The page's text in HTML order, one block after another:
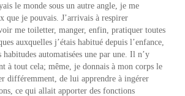
le monde sous un autre angle, je me
que je pouvais. J’arrivais à respirer
me toiletter, manger, enfin, pratiquer toutes
auxquelles j’étais habitué depuis l’enfance,
automatisées une par une. Il n’y
à tout cela; même, je donnais à mon corps le
différemment, de lui apprendre à ingérer
ce qui allait apporter des fonctions